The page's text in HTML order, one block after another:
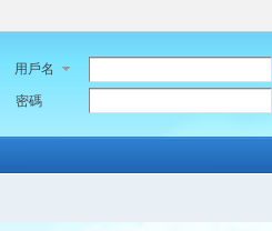
用戶名
密碼